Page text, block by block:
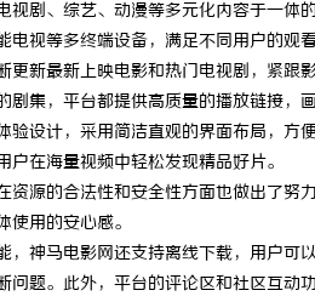
视剧、综艺、动漫等多元化内容于一
电视等多终端设备，满足不同用户的观
更新最新上映电影和热门电视剧，紧
剧集，平台都提供高质量的播放链接，
验设计，采用简洁直观的界面布局，
在海量视频中轻松发现精品好片。
资源的合法性和安全性方面也做出了
使用的安心感。
，神马电影网还支持离线下载，用户
问题。此外，平台的评论区和社区互